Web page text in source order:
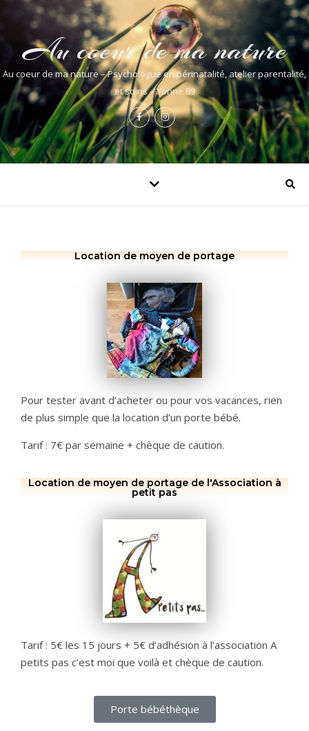
Au coeur de ma nature
Au coeur de ma nature – Psychologue en périnatalité, atelier parentalité,
et soins – Yonne 89
Location de moyen de portage
Pour tester avant d’acheter ou pour vos vacances, rien
de plus simple que la location d’un porte bébé.
Tarif : 7€ par semaine + chèque de caution.
Location de moyen de portage de l'Association à
petit pas
Tarif : 5€ les 15 jours + 5€ d’adhésion à l’association A
petits pas c’est moi que voilà et chèque de caution.
Porte bébéthèque